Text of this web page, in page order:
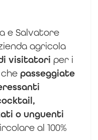
e Salvatore
agricola
visitatori per i
passeggiate
o unguenti
al 100%